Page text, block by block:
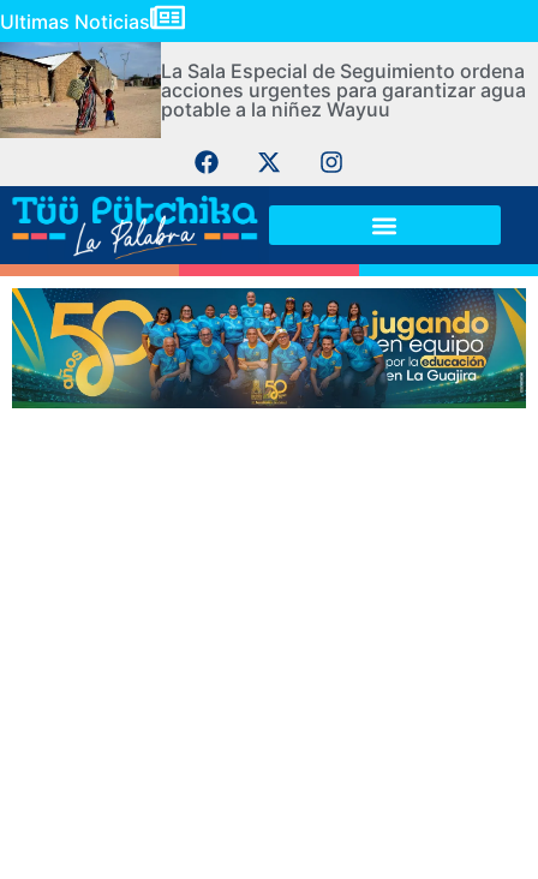
Ultimas Noticias
La Sala Especial de Seguimiento ordena
acciones urgentes para garantizar agua
potable a la niñez Wayuu